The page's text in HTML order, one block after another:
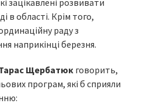
зацікавлені розвивати
в області. Крім того,
раду з
наприкінці березня.
Щербатюк говорить,
програм, які б сприяли